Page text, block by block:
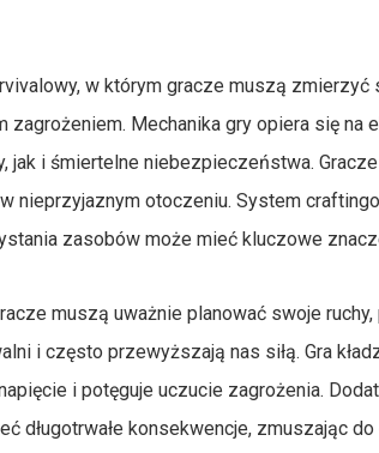
w którym gracze muszą zmierzyć
Mechanika gry opiera się na
jak i śmiertelne niebezpieczeństwa.
nieprzyjaznym otoczeniu. System
zasobów może mieć kluczowe
muszą uważnie planować swoje
i często przewyższają nas siłą. Gra
i potęguje uczucie zagrożenia.
długotrwałe konsekwencje, zmuszając